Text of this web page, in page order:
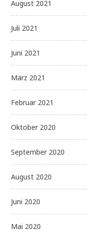
August 2021
Juli 2021
Juni 2021
März 2021
Februar 2021
Oktober 2020
September 2020
August 2020
Juni 2020
Mai 2020